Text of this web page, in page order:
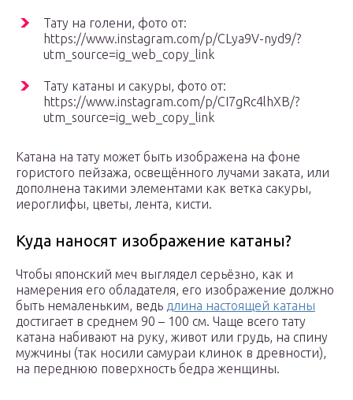
Тату на голени, фото от:
https://www.instagram.com/p/CLya9V-nyd9/?
utm_source=ig_web_copy_link
Тату катаны и сакуры, фото от:
https://www.instagram.com/p/CI7gRc4lhXB/?
utm_source=ig_web_copy_link
Катана на тату может быть изображена на фоне
гористого пейзажа, освещённого лучами заката, или
дополнена такими элементами как ветка сакуры,
иероглифы, цветы, лента, кисти.
Куда наносят изображение катаны?
Чтобы японский меч выглядел серьёзно, как и
намерения его обладателя, его изображение должно
быть немаленьким, ведь длина настоящей катаны
достигает в среднем 90 – 100 см. Чаще всего тату
катана набивают на руку, живот или грудь, на спину
мужчины (так носили самураи клинок в древности),
на переднюю поверхность бедра женщины.